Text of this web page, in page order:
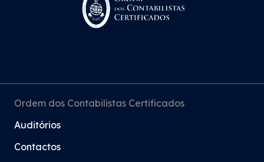
Ordem dos Contabilistas Certificados
Auditórios
Contactos